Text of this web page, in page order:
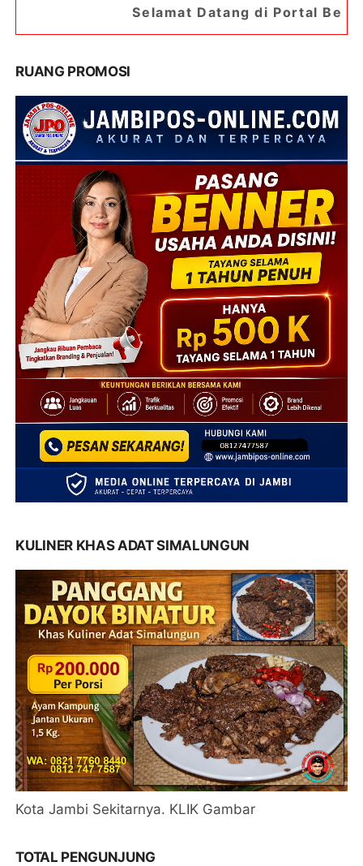
Selamat Datang di Portal Berita Jambipos
RUANG PROMOSI
KULINER KHAS ADAT SIMALUNGUN
Kota Jambi Sekitarnya. KLIK Gambar
TOTAL PENGUNJUNG